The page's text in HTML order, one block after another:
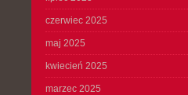
czerwiec 2025
maj 2025
kwiecień 2025
marzec 2025